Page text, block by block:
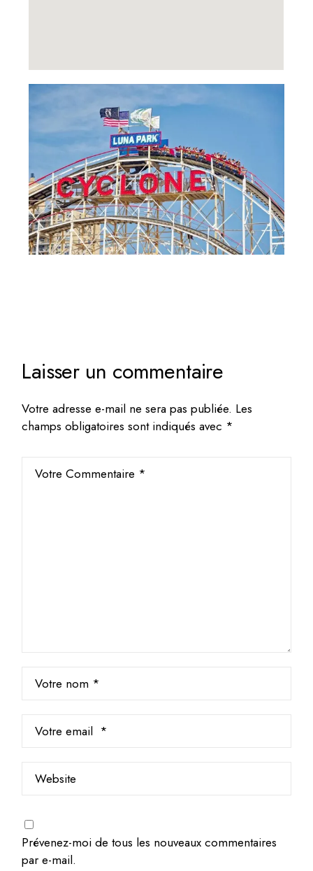
Laisser un commentaire
Votre adresse e-mail ne sera pas publiée. Les
champs obligatoires sont indiqués avec *
Prévenez-moi de tous les nouveaux commentaires
par e-mail.